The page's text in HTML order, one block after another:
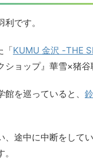
です。
「KUMU 金沢 -THE
ショップ』華雪×猪谷
を巡っていると、
、途中に中断をして